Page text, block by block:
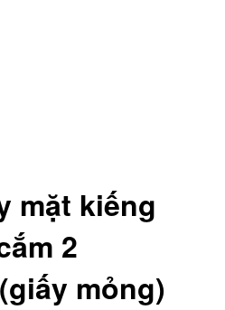
mặt kiếng
2
mỏng)